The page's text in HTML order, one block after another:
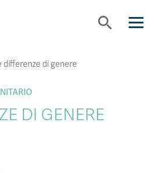
search
differenze di genere
DI GENERE